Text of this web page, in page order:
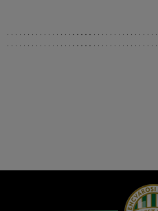
Hírek